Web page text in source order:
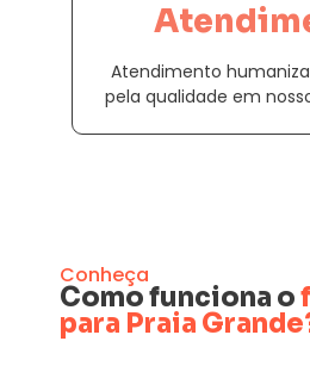
Atendimento
pela qualidade em
Conheça
Como funciona o
para Praia